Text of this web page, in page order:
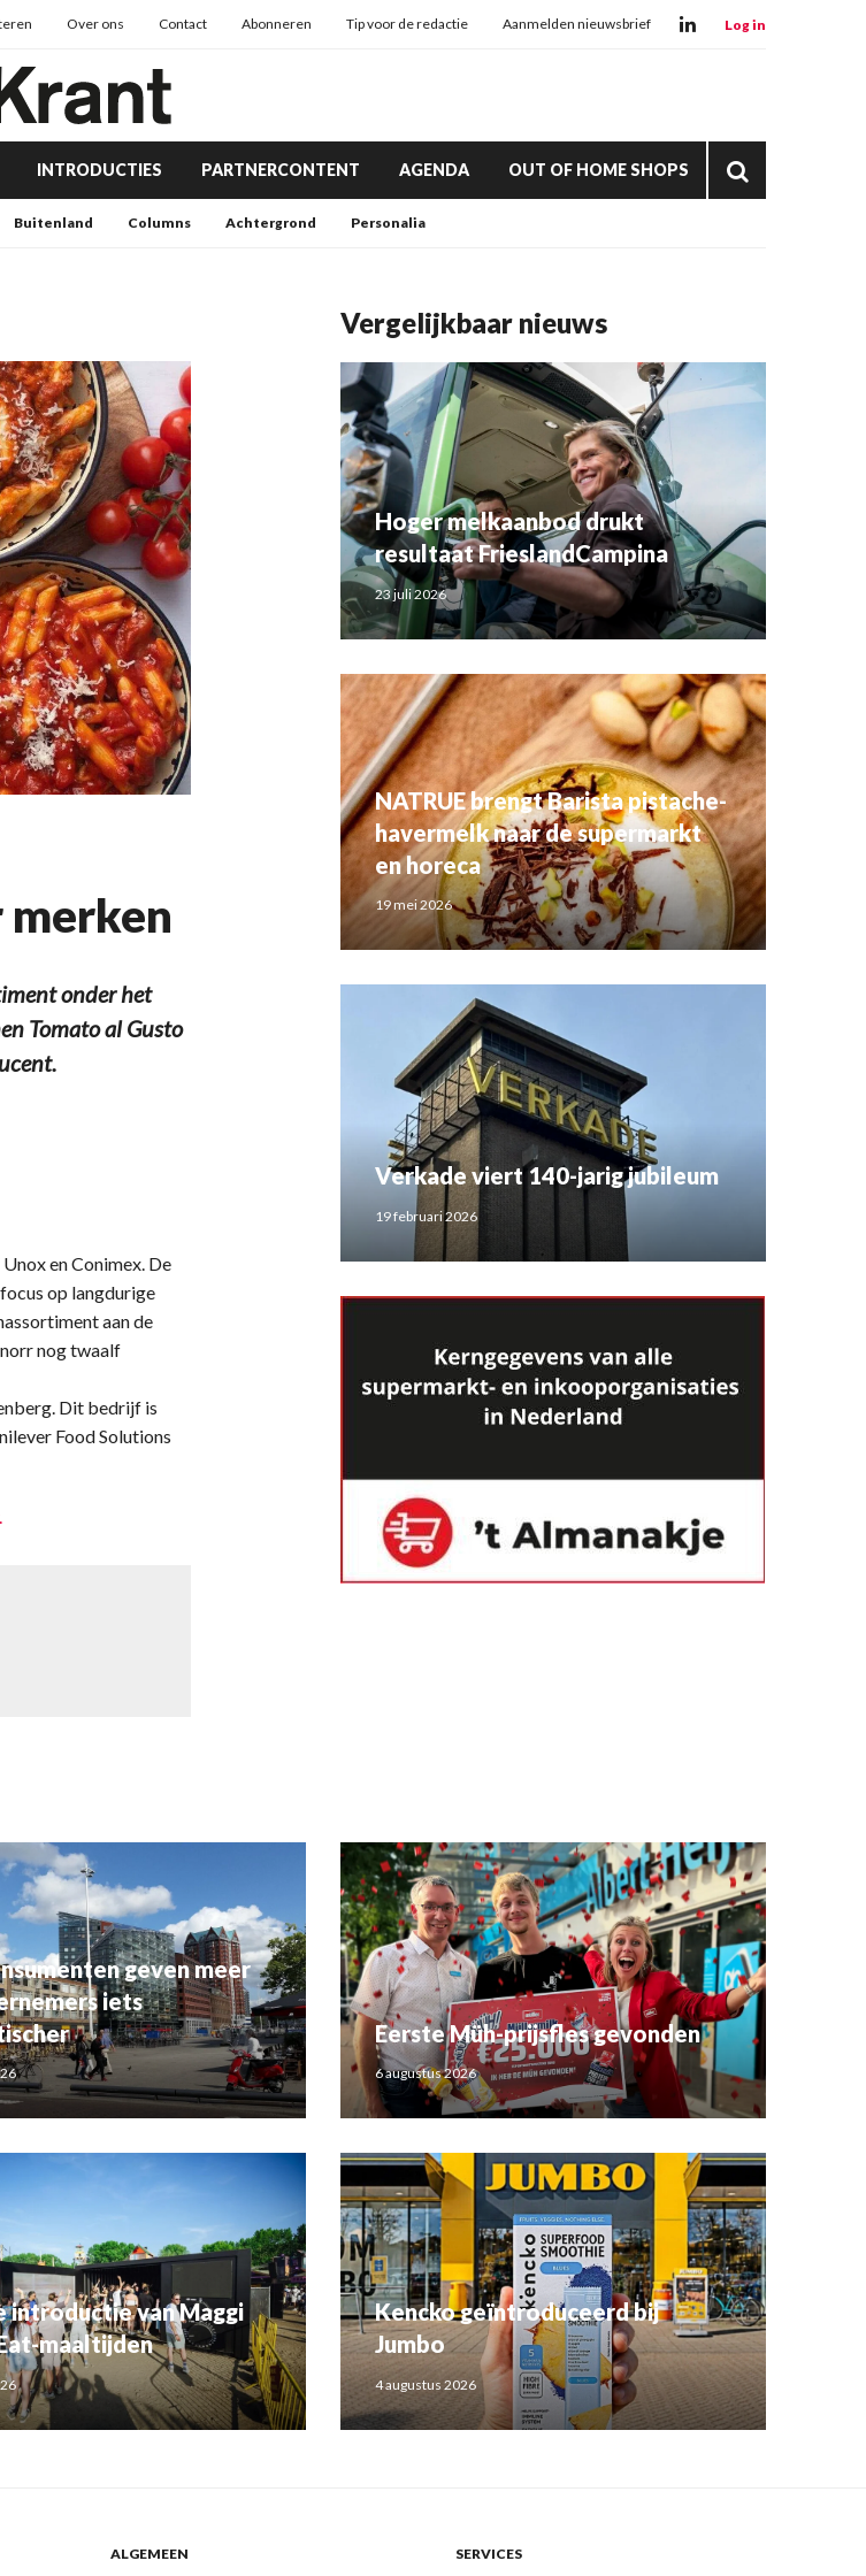
Over ons Contact Abonneren Tip voor de redactie Aanmelden nieuwsbrief Log in
INTRODUCTIES PARTNERCONTENT AGENDA OUT OF HOME SHOPS
Buitenland Columns Achtergrond Personalia
onder het
Tomato al Gusto
en Conimex. De
op langdurige
aan de
nog twaalf
Dit bedrijf is
Food Solutions
Vergelijkbaar nieuws
Hoger melkaanbod drukt
resultaat FrieslandCampina
23 juli 2026
NATRUE brengt Barista pistache-
havermelk naar de supermarkt
en horeca
19 mei 2026
Verkade viert 140-jarig jubileum
19 februari 2026
geven meer
iets
Eerste Müh-prijsfles gevonden
6 augustus 2026
introductie van Maggi
maaltijden
Kencko geïntroduceerd bij
Jumbo
4 augustus 2026
ALGEMEEN
SERVICES